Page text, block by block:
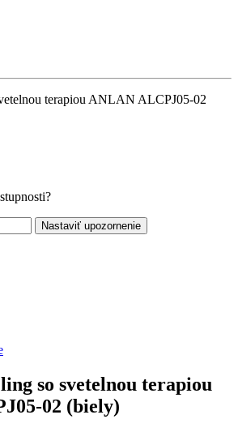
terapiou ANLAN ALCPJ05-02
Nastaviť upozornenie
so svetelnou terapiou
02 (biely)